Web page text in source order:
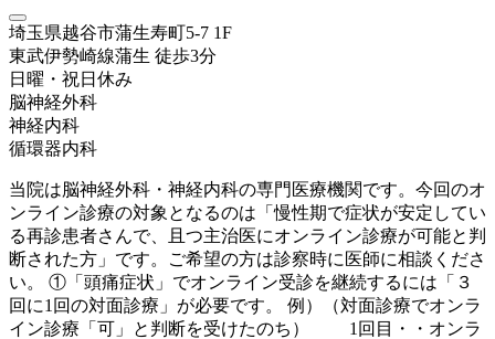
埼玉県越谷市蒲生寿町5-7 1F
東武伊勢崎線蒲生 徒歩3分
日曜・祝日 休み
脳神経外科
神経内科
循環器内科
当院は脳神経外科・神経内科の専門医療機関です。今回のオ
ンライン診療の対象となるのは「慢性期で症状が安定してい
る再診患者さんで、且つ主治医にオンライン診療が可能と判
断された方」です。ご希望の方は診察時に医師に相談くださ
い。 ①「頭痛症状」でオンライン受診を継続するには「３
回に1回の対面診療」が必要です。 例）（対面診療でオンラ
イン診療「可」と判断を受けたのち） 1回目・・オンラ